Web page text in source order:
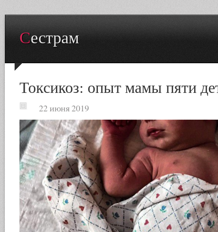
Сестрам
Токсикоз: опыт мамы пяти
22 июня 2019